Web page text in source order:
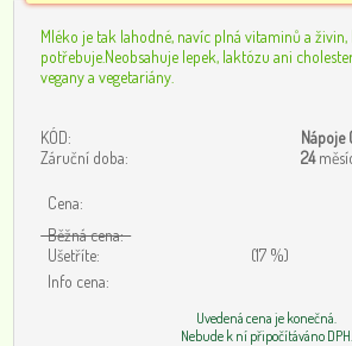
Mléko je tak lahodné, navíc plná vitaminů a
potřebuje.Neobsahuje lepek, laktózu ani
vegany a vegetariány.
KÓD:
Nápoje
Záruční doba:
24
Cena:
Běžná cena:
Ušetříte:
(17 %)
Info cena:
Uvedená cena je konečná.
Nebude k ní připočítáváno DPH.